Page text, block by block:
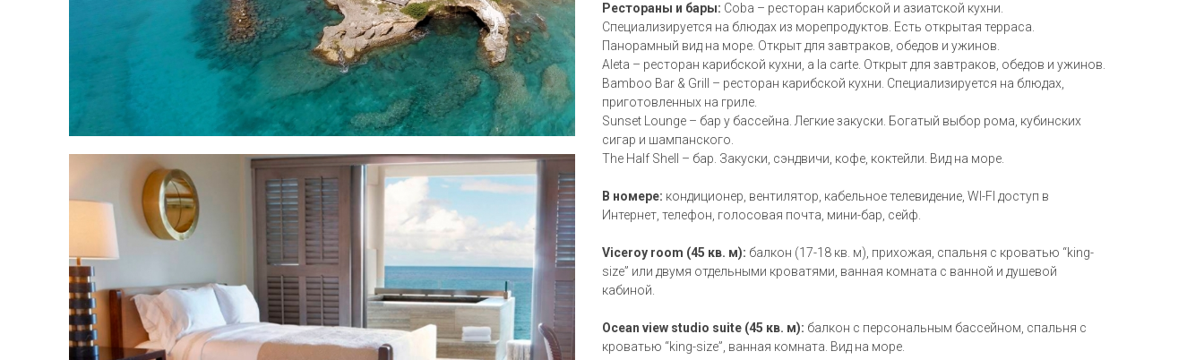
Рестораны и бары: Coba – ресторан карибской и азиатской кухни.
Специализируется на блюдах из морепродуктов. Есть открытая терраса.
Панорамный вид на море. Открыт для завтраков, обедов и ужинов.
Aleta – ресторан карибской кухни, a la carte. Открыт для завтраков, обедов и ужинов.
Bamboo Bar & Grill – ресторан карибской кухни. Специализируется на блюдах,
приготовленных на гриле.
Sunset Lounge – бар у бассейна. Легкие закуски. Богатый выбор рома, кубинских
сигар и шампанского.
The Half Shell – бар. Закуски, сэндвичи, кофе, коктейли. Вид на море.
В номере: кондиционер, вентилятор, кабельное телевидение, WI-FI доступ в
Интернет, телефон, голосовая почта, мини-бар, сейф.
Viceroy room (45 кв. м): балкон (17-18 кв. м), прихожая, спальня с кроватью “king-
size” или двумя отдельными кроватями, ванная комната с ванной и душевой
кабиной.
Ocean view studio suite (45 кв. м): балкон с персональным бассейном, спальня с
кроватью “king-size”, ванная комната. Вид на море.